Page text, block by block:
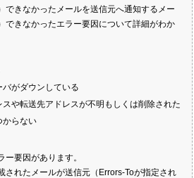
できなかったメールを送信元へ通知するメー
できなかったエラー要因について詳細がわか
がダウンしている
や転送先アドレスが不明もしくは削除された
からない
要因があります。
されたメールが送信元（Errors-Toが指定され